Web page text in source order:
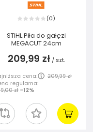
(0)
STIHL Piła do gałęzi
MEGACUT 24cm
209,99 zł / szt.
cena:
209,99 zł
regularna:
zł -12%